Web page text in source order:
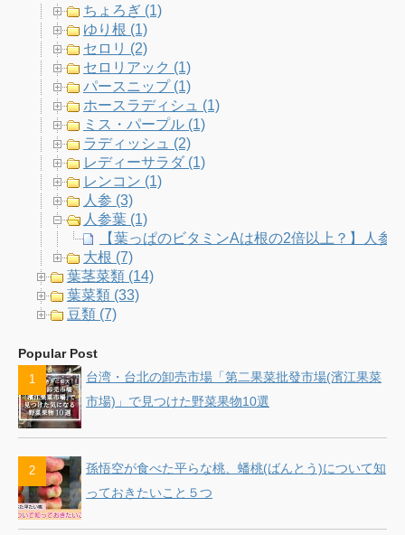
ちょろぎ (1)
ゆり根 (1)
セロリ (2)
セロリアック (1)
パースニップ (1)
ホースラディシュ (1)
ミス・パープル (1)
ラディッシュ (2)
レディーサラダ (1)
レンコン (1)
人参 (3)
人参葉 (1)
【葉っぱのビタミンAは根の2倍以上？】人参
大根 (7)
葉茎菜類 (14)
葉菜類 (33)
豆類 (7)
Popular Post
台湾・台北の卸売市場「第二果菜批發市場(濱江果菜
市場)」で見つけた野菜果物10選
孫悟空が食べた平らな桃、蟠桃(ばんとう)について知
っておきたいこと５つ